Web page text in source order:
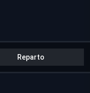
Reparto